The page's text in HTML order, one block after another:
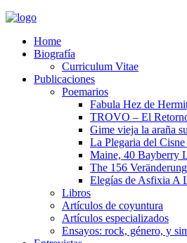
Home
Biografía
Curriculum Vitae​
Publicaciones
Poemarios
Fabula Hez de
TROVO – El
Gime vieja la araña
La Plegaria del
Maine, 40 Bayberry
The 156
Elegías de Asfixia A
Libros
Artículos de coyuntura
Artículos especializados
Ensayos: rock, género, y